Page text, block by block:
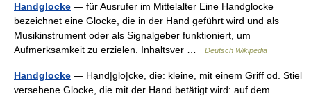
Handglocke — für Ausrufer im Mittelalter Eine Handglocke
bezeichnet eine Glocke, die in der Hand geführt wird und als
Musikinstrument oder als Signalgeber funktioniert, um
Aufmerksamkeit zu erzielen. Inhaltsver …
Deutsch Wikipedia
Handglocke — Hạnd|glo|cke, die: kleine, mit einem Griff od. Stiel
versehene Glocke, die mit der Hand betätigt wird: auf dem